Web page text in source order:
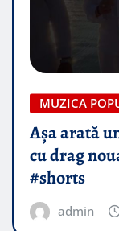
MUZICA
Așa arată
cu drag
#shorts
admin